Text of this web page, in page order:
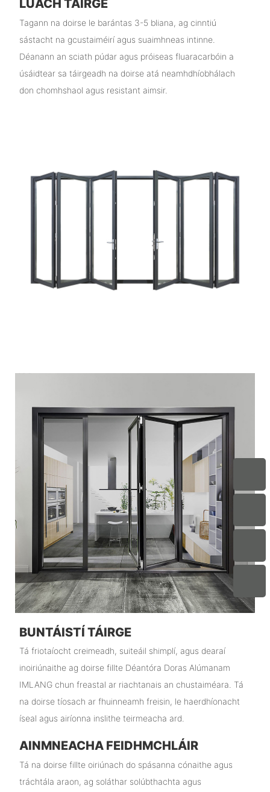
LUACH TÁIRGE
Tagann na doirse le barántas 3-5 bliana, ag cinntiú
sástacht na gcustaiméirí agus suaimhneas intinne.
Déanann an sciath púdar agus próiseas fluaracarbóin a
úsáidtear sa táirgeadh na doirse atá neamhdhíobhálach
don chomhshaol agus resistant aimsir.
BUNTÁISTÍ TÁIRGE
Tá friotaíocht creimeadh, suiteáil shimplí, agus dearaí
inoiriúnaithe ag doirse fillte Déantóra Doras Alúmanam
IMLANG chun freastal ar riachtanais an chustaiméara. Tá
na doirse tíosach ar fhuinneamh freisin, le haerdhíonacht
íseal agus airíonna inslithe teirmeacha ard.
AINMNEACHA FEIDHMCHLÁIR
Tá na doirse fillte oiriúnach do spásanna cónaithe agus
tráchtála araon, ag soláthar solúbthachta agus